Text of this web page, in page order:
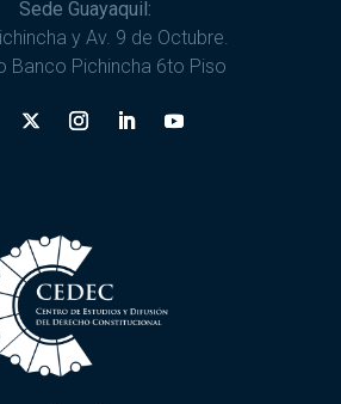
Sede Guayaquil:
y Av. 9 de Octubre.
Banco Pichincha 6to Piso